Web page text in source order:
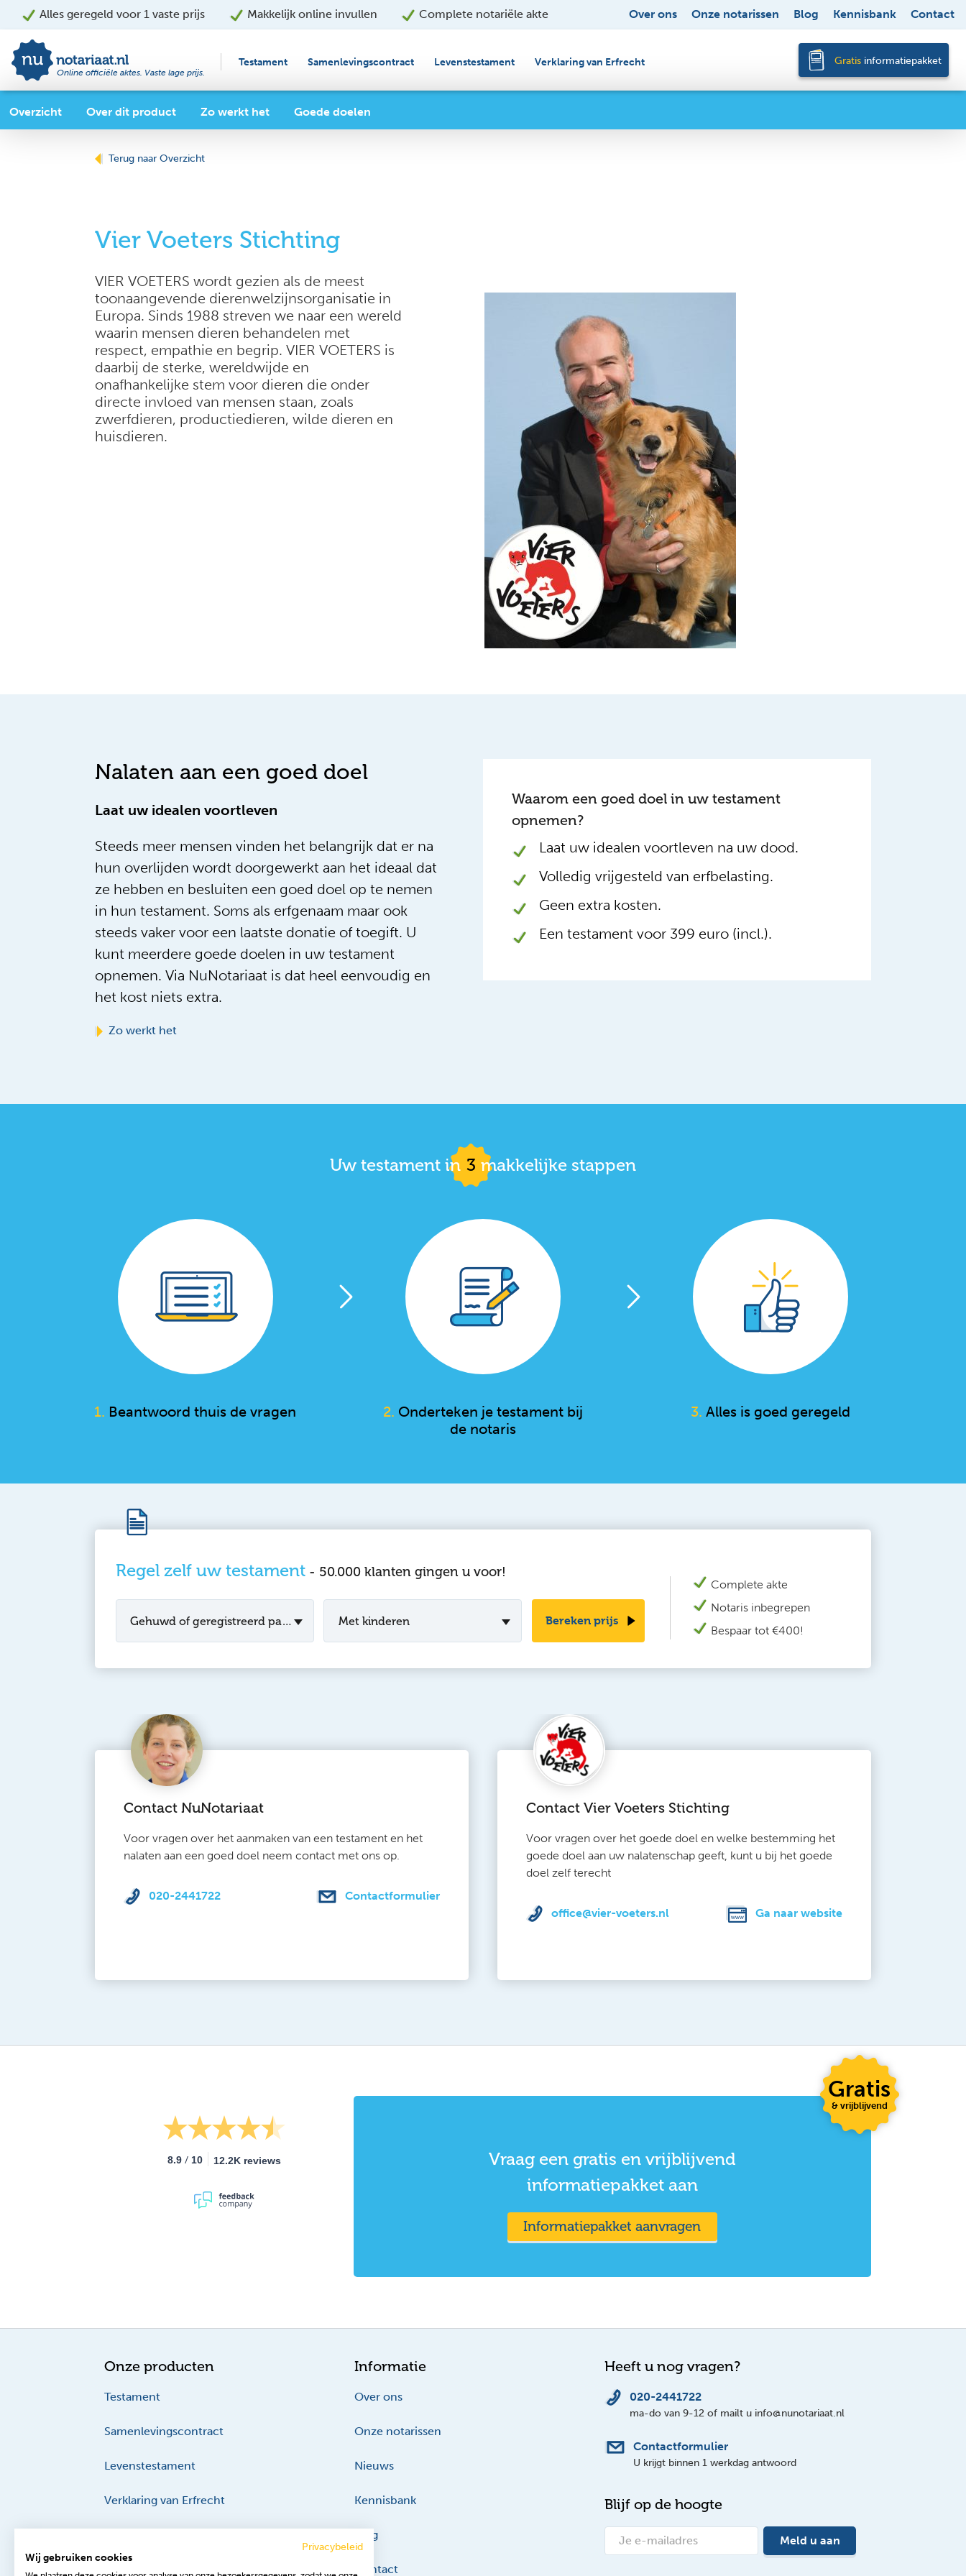
Alles geregeld voor 1 vaste prijs Makkelijk online invullen Complete notariële akte Over ons Onze notarissen Blog Kennisbank Contact
Online officiële aktes. Vaste lage prijs.
Testament Samenlevingscontract Levenstestament Verklaring van Erfrecht Gratis informatiepakket
Overzicht Over dit product Zo werkt het Goede doelen
Terug naar Overzicht
Vier Voeters Stichting
VIER VOETERS wordt gezien als de meest
toonaangevende dierenwelzijnsorganisatie in
Europa. Sinds 1988 streven we naar een wereld
waarin mensen dieren behandelen met
respect, empathie en begrip. VIER VOETERS is
daarbij de sterke, wereldwijde en
onafhankelijke stem voor dieren die onder
directe invloed van mensen staan, zoals
zwerfdieren, productiedieren, wilde dieren en
huisdieren.
Nalaten aan een goed doel
Laat uw idealen voortleven
Steeds meer mensen vinden het belangrijk dat er na
hun overlijden wordt doorgewerkt aan het ideaal dat
ze hebben en besluiten een goed doel op te nemen
in hun testament. Soms als erfgenaam maar ook
steeds vaker voor een laatste donatie of toegift. U
kunt meerdere goede doelen in uw testament
opnemen. Via NuNotariaat is dat heel eenvoudig en
het kost niets extra.
Zo werkt het
Waarom een goed doel in uw testament
opnemen?
Laat uw idealen voortleven na uw dood.
Volledig vrijgesteld van erfbelasting.
Geen extra kosten.
Een testament voor 399 euro (incl.).
Uw testament in 3 makkelijke stappen
1. Beantwoord thuis de vragen 2. Onderteken je testament bij
de notaris
3. Alles is goed geregeld
Regel zelf uw testament- 50.000 klanten gingen u voor!
Gehuwd of geregistreerd partner Met kinderen Bereken prijs
Complete akte
Notaris inbegrepen
Bespaar tot €400!
Contact NuNotariaat
Voor vragen over het aanmaken van een testament en het
nalaten aan een goed doel neem contact met ons op.
020-2441722 Contactformulier
Contact Vier Voeters Stichting
Voor vragen over het goede doel en welke bestemming het
goede doel aan uw nalatenschap geeft, kunt u bij het goede
doel zelf terecht
office@vier-voeters.nl Ga naar website
8.9 / 10 12.2K reviews
Vraag een gratis en vrijblijvend
informatiepakket aan
Informatiepakket aanvragen
Gratis
& vrijblijvend
Onze producten
Testament
Samenlevingscontract
Levenstestament
Verklaring van Erfrecht
Informatie
Over ons
Onze notarissen
Nieuws
Kennisbank
Blog
Contact
Heeft u nog vragen?
020-2441722
ma-do van 9-12 of mailt u info@nunotariaat.nl
Contactformulier
U krijgt binnen 1 werkdag antwoord
Blijf op de hoogte
Meld u aan
Privacybeleid
Wij gebruiken cookies